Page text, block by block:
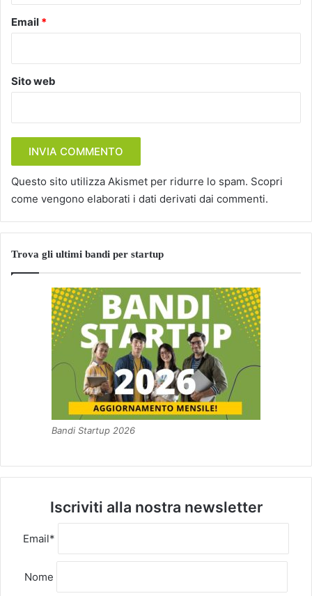
Email *
Sito web
Questo sito utilizza Akismet per ridurre lo spam. Scopri
come vengono elaborati i dati derivati dai commenti.
Trova gli ultimi bandi per startup
Bandi Startup 2026
Iscriviti alla nostra newsletter
Email*
Nome